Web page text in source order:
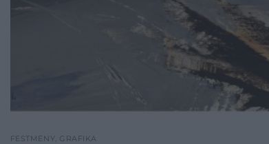
FESTMÉNY, GRAFIKA